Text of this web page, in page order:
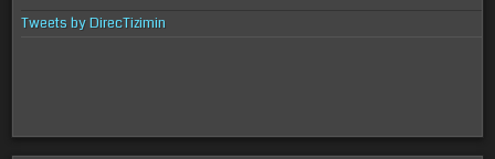
Tweets by DirecTizimin